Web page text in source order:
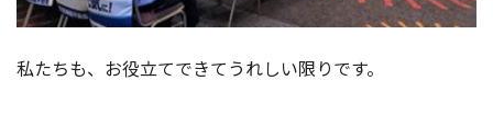
私たちも、お役立てできてうれしい限りです。